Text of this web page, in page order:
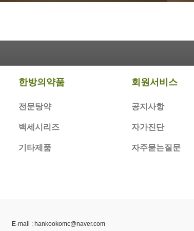
한방의약품
전문탕약
백세시리즈
기타제품
회원서비스
공지사항
자가진단
자주묻는질문
E-mail : hankookomc@naver.com